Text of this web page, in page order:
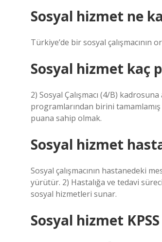
Sosyal hizmet ne
Türkiye’de bir sosyal çalışmacının
Sosyal hizmet kaç
2) Sosyal Çalışmacı (4/B)
programlarından birini
puana sahip olmak.
Sosyal hizmet
Sosyal çalışmacının hastanedeki
yürütür. 2) Hastalığa ve tedavi
sosyal hizmetleri sunar.
Sosyal hizmet